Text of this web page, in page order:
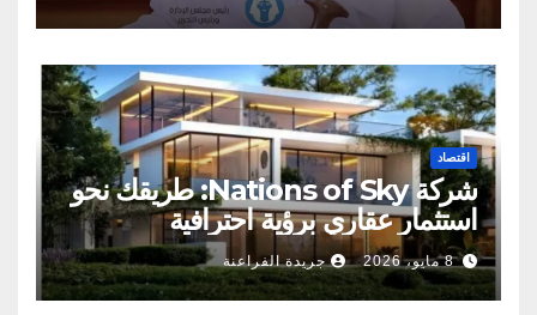
اقتصاد
شركة Nations of Sky: طريقك نحو
استثمار عقاري برؤية احترافية
8 مايو، 2026 جريدة الفراعنة